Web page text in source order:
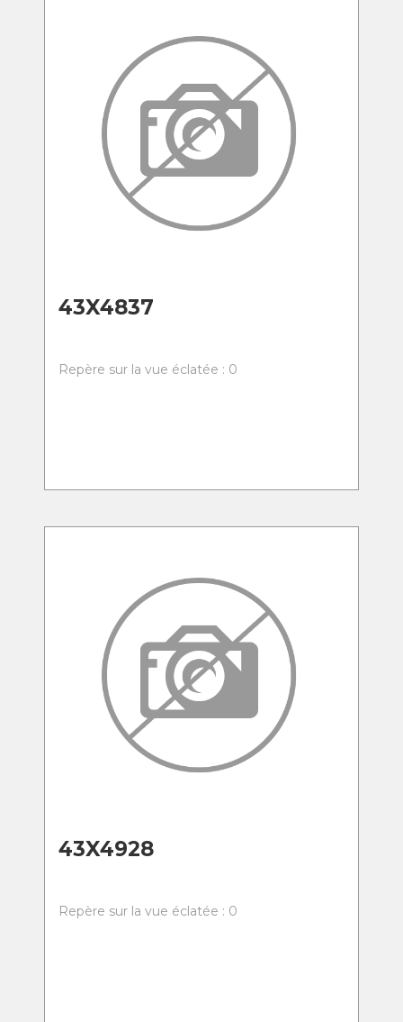
43X4837
Repère sur la vue éclatée : 0
43X4928
Repère sur la vue éclatée : 0